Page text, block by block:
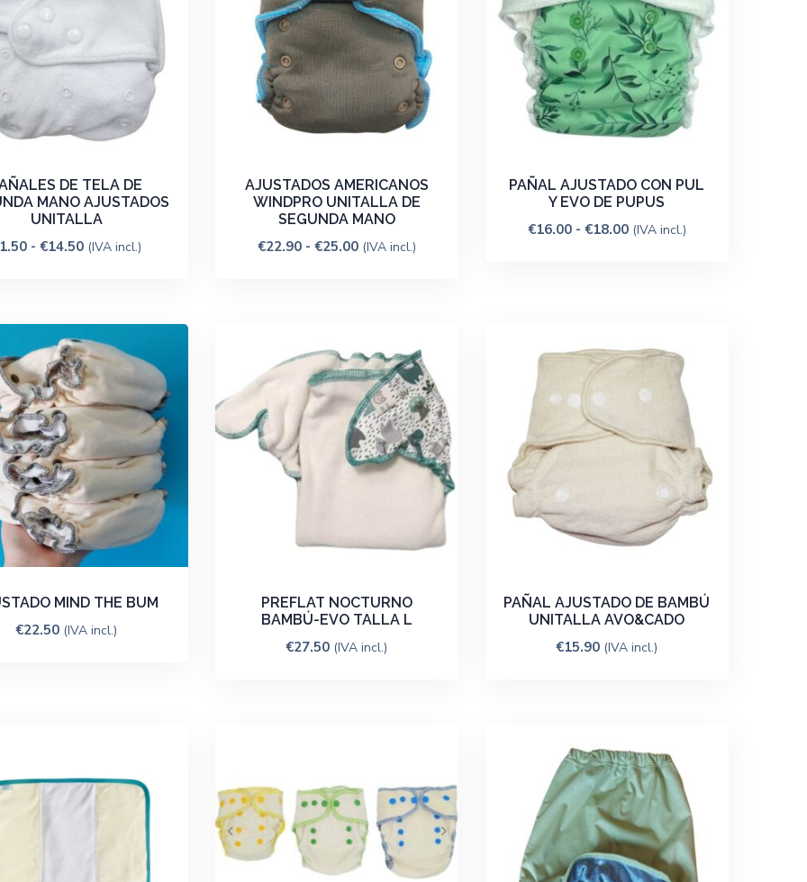
DE TELA DE
MANO AJUSTADOS
UNITALLA
1.50 - €14.50 (IVA incl.)
AJUSTADOS AMERICANOS
WINDPRO UNITALLA DE
SEGUNDA MANO
€22.90 - €25.00 (IVA incl.)
PAÑAL AJUSTADO CON PUL
Y EVO DE PUPUS
€16.00 - €18.00 (IVA incl.)
MIND THE BUM
€22.50 (IVA incl.)
PREFLAT NOCTURNO
BAMBÚ-EVO TALLA L
€27.50 (IVA incl.)
PAÑAL AJUSTADO DE BAMBÚ
UNITALLA AVO&CADO
€15.90 (IVA incl.)